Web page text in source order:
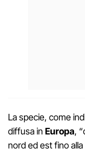
La specie, come
diffusa in Europa,
nord ed est fino